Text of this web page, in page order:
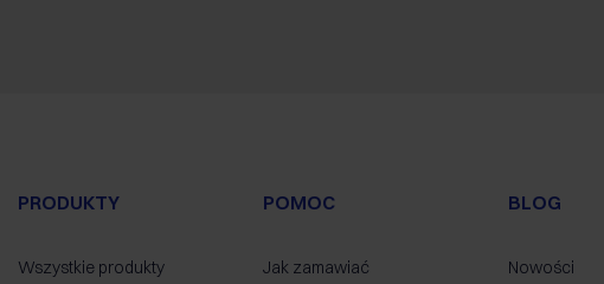
PRODUKTY
Wszystkie produkty
POMOC
Jak zamawiać
BLOG
Nowości